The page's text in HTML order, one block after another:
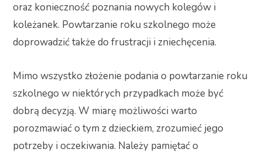
oraz konieczność poznania nowych kolegów i
koleżanek. Powtarzanie roku szkolnego może
doprowadzić także do frustracji i zniechęcenia.
Mimo wszystko złożenie podania o powtarzanie roku
szkolnego w niektórych przypadkach może być
dobrą decyzją. W miarę możliwości warto
porozmawiać o tym z dzieckiem, zrozumieć jego
potrzeby i oczekiwania. Należy pamiętać o